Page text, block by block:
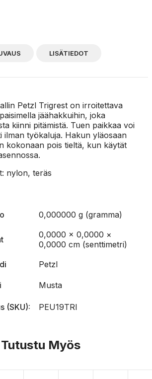
LISÄTIEDOT
Petzl Trigrest on irroitettava
jäähakkuihin, joka
kiinni pitämistä. Tuen paikkaa voi
ilman työkaluja. Hakun yläosaan
kokonaan pois tieltä, kun käytät
nylon, teräs
0,000000 g (gramma)
0,0000 × 0,0000 ×
0,0000 cm (senttimetri)
Petzl
Musta
(SKU): PEU19TRI
Tutustu Myös